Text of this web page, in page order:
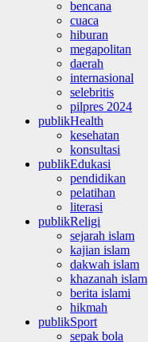
bencana
cuaca
hiburan
megapolitan
daerah
internasional
selebritis
pilpres 2024
publikHealth
kesehatan
konsultasi
publikEdukasi
pendidikan
pelatihan
literasi
publikReligi
sejarah islam
kajian islam
dakwah islam
khazanah islam
berita islami
hikmah
publikSport
sepak bola